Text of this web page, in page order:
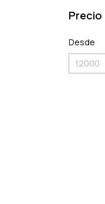
Precio
Desde